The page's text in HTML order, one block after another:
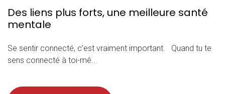
Des liens plus forts, une meilleure santé
mentale
Se sentir connecté, c’est vraiment important. Quand tu te
sens connecté à toi-mê...